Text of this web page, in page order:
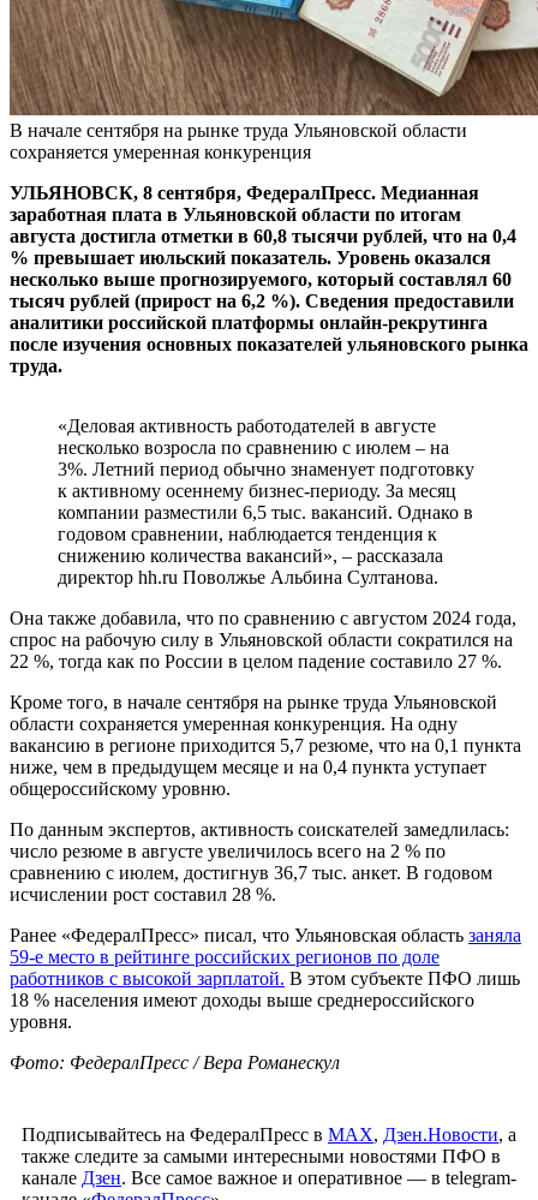
В начале сентября на рынке труда Ульяновской области
сохраняется умеренная конкуренция
УЛЬЯНОВСК, 8 сентября, ФедералПресс. Медианная
заработная плата в Ульяновской области по итогам
августа достигла отметки в 60,8 тысячи рублей, что на 0,4
% превышает июльский показатель. Уровень оказался
несколько выше прогнозируемого, который составлял 60
тысяч рублей (прирост на 6,2 %). Сведения предоставили
аналитики российской платформы онлайн-рекрутинга
после изучения основных показателей ульяновского рынка
труда.
«Деловая активность работодателей в августе
несколько возросла по сравнению с июлем – на
3%. Летний период обычно знаменует подготовку
к активному осеннему бизнес-периоду. За месяц
компании разместили 6,5 тыс. вакансий. Однако в
годовом сравнении, наблюдается тенденция к
снижению количества вакансий», – рассказала
директор hh.ru Поволжье Альбина Султанова.
Она также добавила, что по сравнению с августом 2024 года,
спрос на рабочую силу в Ульяновской области сократился на
22 %, тогда как по России в целом падение составило 27 %.
Кроме того, в начале сентября на рынке труда Ульяновской
области сохраняется умеренная конкуренция. На одну
вакансию в регионе приходится 5,7 резюме, что на 0,1 пункта
ниже, чем в предыдущем месяце и на 0,4 пункта уступает
общероссийскому уровню.
По данным экспертов, активность соискателей замедлилась:
число резюме в августе увеличилось всего на 2 % по
сравнению с июлем, достигнув 36,7 тыс. анкет. В годовом
исчислении рост составил 28 %.
Ранее «ФедералПресс» писал, что Ульяновская область заняла
59-е место в рейтинге российских регионов по доле
работников с высокой зарплатой. В этом субъекте ПФО лишь
18 % населения имеют доходы выше среднероссийского
уровня.
Фото: ФедералПресс / Вера Романескул
Подписывайтесь на ФедералПресс в МАХ, Дзен.Новости, а
также следите за самыми интересными новостями ПФО в
канале Дзен. Все самое важное и оперативное — в telegram-